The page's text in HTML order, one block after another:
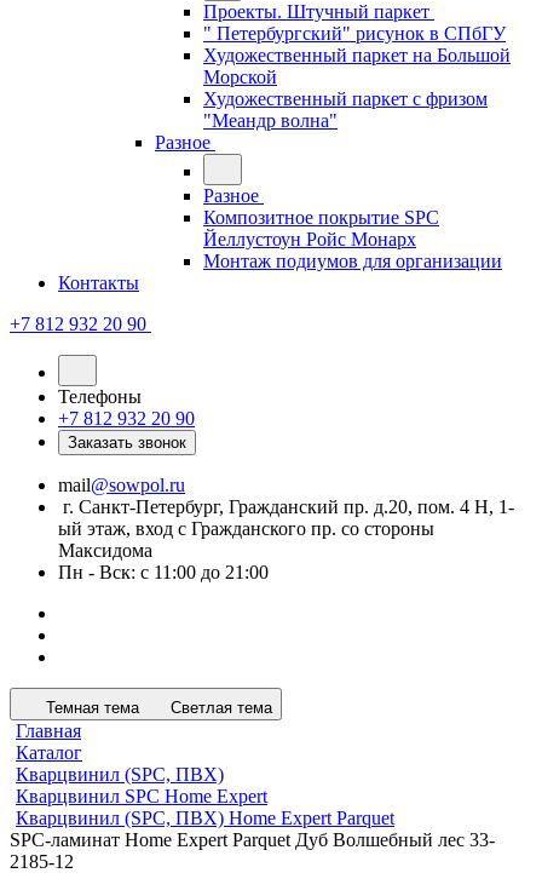
Проекты. Штучный паркет
" Петербургский" рисунок в СПбГУ
Художественный паркет на Большой
Морской
Художественный паркет с фризом
"Меандр волна"
Разное
Разное
Композитное покрытие SPC
Йеллустоун Ройс Монарх
Монтаж подиумов для организации
Контакты
+7 812 932 20 90
Телефоны
+7 812 932 20 90
Заказать звонок
mail@sowpol.ru
г. Санкт-Петербург, Гражданский пр. д.20, пом. 4 Н, 1-
ый этаж, вход с Гражданского пр. со стороны
Максидома
Пн - Вск: с 11:00 до 21:00
Темная тема Светлая тема
Главная
Каталог
Кварцвинил (SPC, ПВХ)
Кварцвинил SPC Home Expert
Кварцвинил (SPC, ПВХ) Home Expert Parquet
SPC-ламинат Home Expert Parquet Дуб Волшебный лес 33-
2185-12